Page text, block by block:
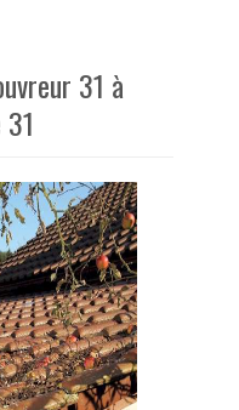
31 à